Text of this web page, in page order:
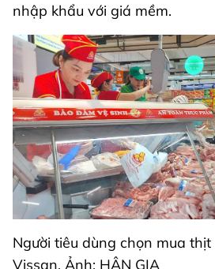
nhập khẩu với giá mềm.
Người tiêu dùng chọn mua
Vissan. Ảnh: HÂN GIA